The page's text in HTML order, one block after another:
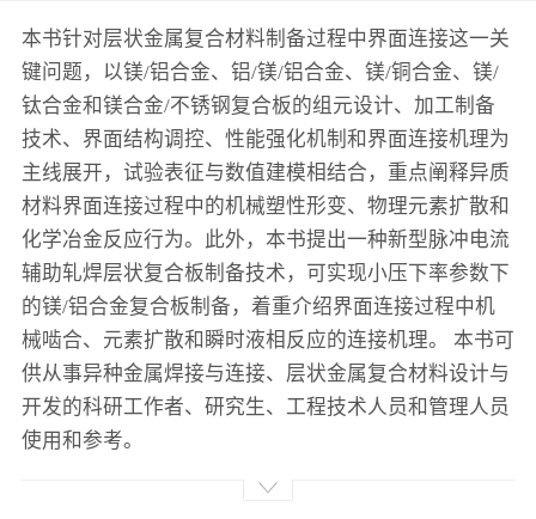
本书针对层状金属复合材料制备过程中界面连接这一关
键问题，以镁/铝合金、铝/镁/铝合金、镁/铜合金、镁/
钛合金和镁合金/不锈钢复合板的组元设计、加工制备
技术、界面结构调控、性能强化机制和界面连接机理为
主线展开，试验表征与数值建模相结合，重点阐释异质
材料界面连接过程中的机械塑性形变、物理元素扩散和
化学冶金反应行为。此外，本书提出一种新型脉冲电流
辅助轧焊层状复合板制备技术，可实现小压下率参数下
的镁/铝合金复合板制备，着重介绍界面连接过程中机
械啮合、元素扩散和瞬时液相反应的连接机理。 本书可
供从事异种金属焊接与连接、层状金属复合材料设计与
开发的科研工作者、研究生、工程技术人员和管理人员
使用和参考。